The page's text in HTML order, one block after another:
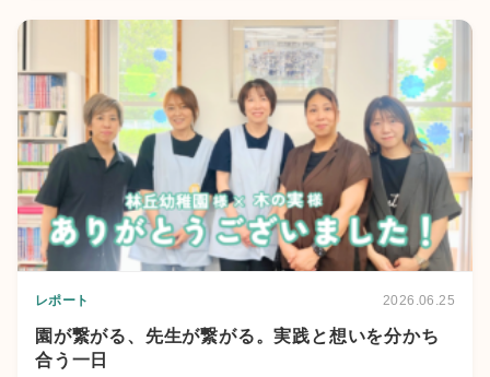
レポート 2026.06.25
園が繋がる、先生が繋がる。実践と想いを分かち
合う一日